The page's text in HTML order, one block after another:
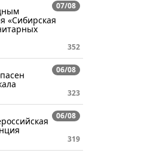
07/08
«Сибирская
352
06/08
323
06/08
319